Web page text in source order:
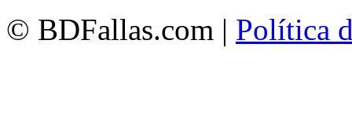
© BDFallas.com | Política